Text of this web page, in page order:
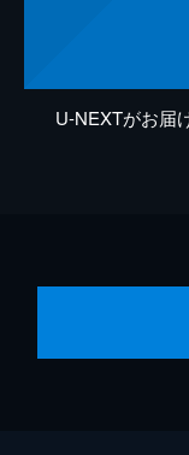
U-NEXTがお届